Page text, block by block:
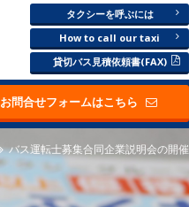
タクシーを呼ぶには
How to call our taxi
貸切バス見積依頼書(FAX)
お問合せフォームはこちら
バス運転士募集合同企業説明会の開催